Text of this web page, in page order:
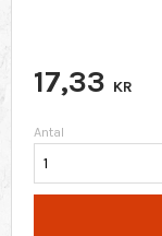
17,33 KR
Antal